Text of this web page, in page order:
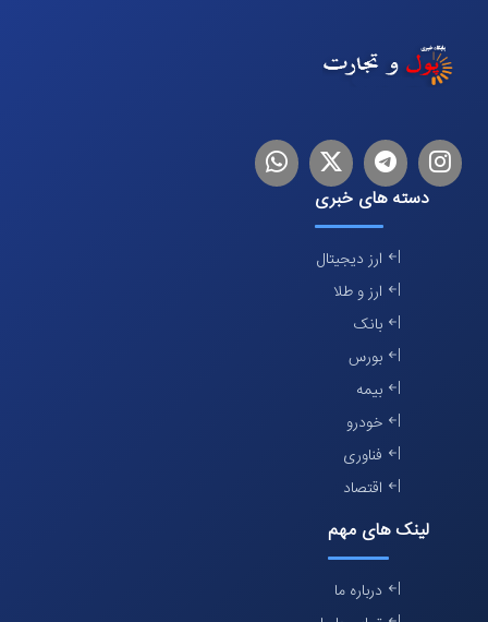
اینستاگرام
تلگرام توییترلینکدین
دسته های خبری
ارز دیجیتال
ارز و طلا
بانک
بورس
بیمه
خودرو
فناوری
اقتصاد
لینک های مهم
درباره ما